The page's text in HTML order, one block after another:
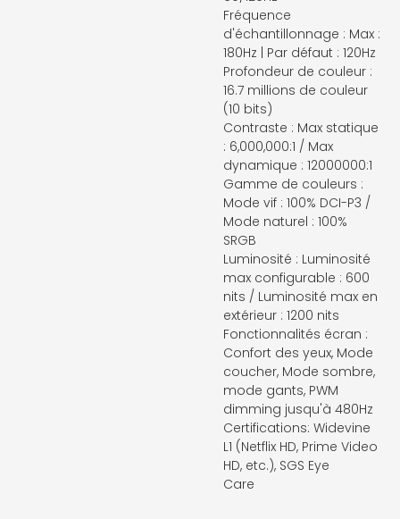
Fréquence
d'échantillonnage : Max :
180Hz | Par défaut : 120Hz
Profondeur de couleur :
16.7 millions de couleur
(10 bits)
Contraste : Max statique
: 6,000,000:1 / Max
dynamique : 12000000:1
Gamme de couleurs :
Mode vif : 100% DCI-P3 /
Mode naturel : 100%
SRGB
Luminosité : Luminosité
max configurable : 600
nits / Luminosité max en
extérieur : 1200 nits
Fonctionnalités écran :
Confort des yeux, Mode
coucher, Mode sombre,
mode gants, PWM
dimming jusqu'à 480Hz
Certifications: Widevine
L1 (Netflix HD, Prime Video
HD, etc.), SGS Eye
Care